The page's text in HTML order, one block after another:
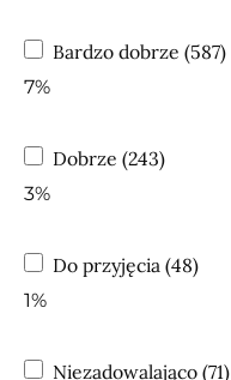
Bardzo dobrze (587)
7%
Dobrze (243)
3%
Do przyjęcia (48)
1%
Niezadowalająco (71)